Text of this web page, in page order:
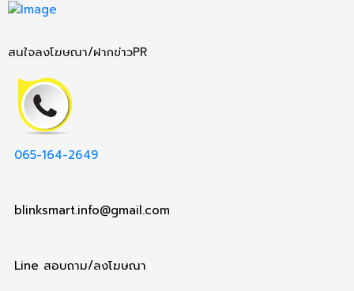
สนใจลงโฆษณา/ฝากข่าวPR
065-164-2649
blinksmart.info@gmail.com
Line สอบถาม/ลงโฆษณา